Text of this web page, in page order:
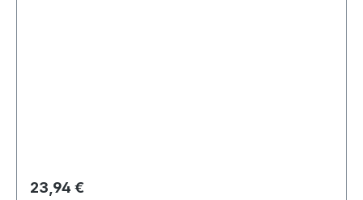
Regulärer Preis:
23,94 €